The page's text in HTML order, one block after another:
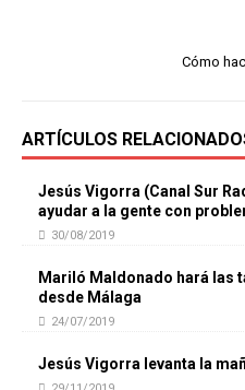
Cómo
ARTÍCULOS
Jesús Vigorra (Canal Sur
ayudar a la gente con
30/08/2019
Mariló Maldonado hará las
desde Málaga
24/07/2019
Jesús Vigorra levanta la